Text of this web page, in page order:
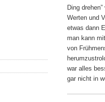
Ding
Werten und
etwas dann
man kann
von
war alles
gar nicht in